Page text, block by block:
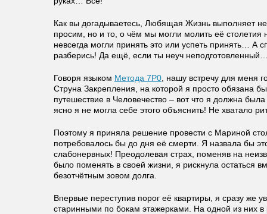
Как вы догадываетесь, Любящая Жизнь выполняет
просим, но и то, о чём мы могли молить её столетия
невсегда могли принять это или успеть принять… А
разберись! Да ещё, если ты неуч
Говоря языком Метода 7Р0 , нашу встречу для меня
Струна Закрепления, на которой я просто обязана
путешествие в Человечество – вот что я должна
ясно я не могла себе этого объяснить! Не хватало
Поэтому я приняла решение провести с Мариной
потребовалось бы до дня её смерти. Я назвала бы
слабонервных! Преодолевая страх, поменяв на
было поменять в своей жизни, я рискнула остаться
безотчётным зовом долга.
Впервые переступив порог её квартиры, я сразу же
старинными по бокам этажерками. На одной из них